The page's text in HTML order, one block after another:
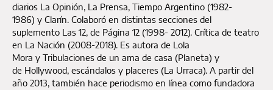
diarios La Opinión, La Prensa, Tiempo Argentino (1982-
1986) y Clarín. Colaboró en distintas secciones del
suplemento Las 12, de Página 12 (1998- 2012). Crítica de teatro
en La Nación (2008-2018). Es autora de Lola
Mora y Tribulaciones de un ama de casa (Planeta) y
de Hollywood, escándalos y placeres (La Urraca). A partir del
año 2013, también hace periodismo en línea como fundadora